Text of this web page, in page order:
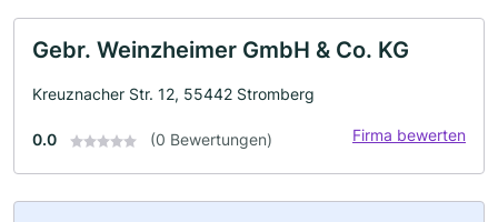
Gebr. Weinzheimer GmbH & Co. KG
Kreuznacher Str. 12, 55442 Stromberg
0.0 (0 Bewertungen) Firma bewerten